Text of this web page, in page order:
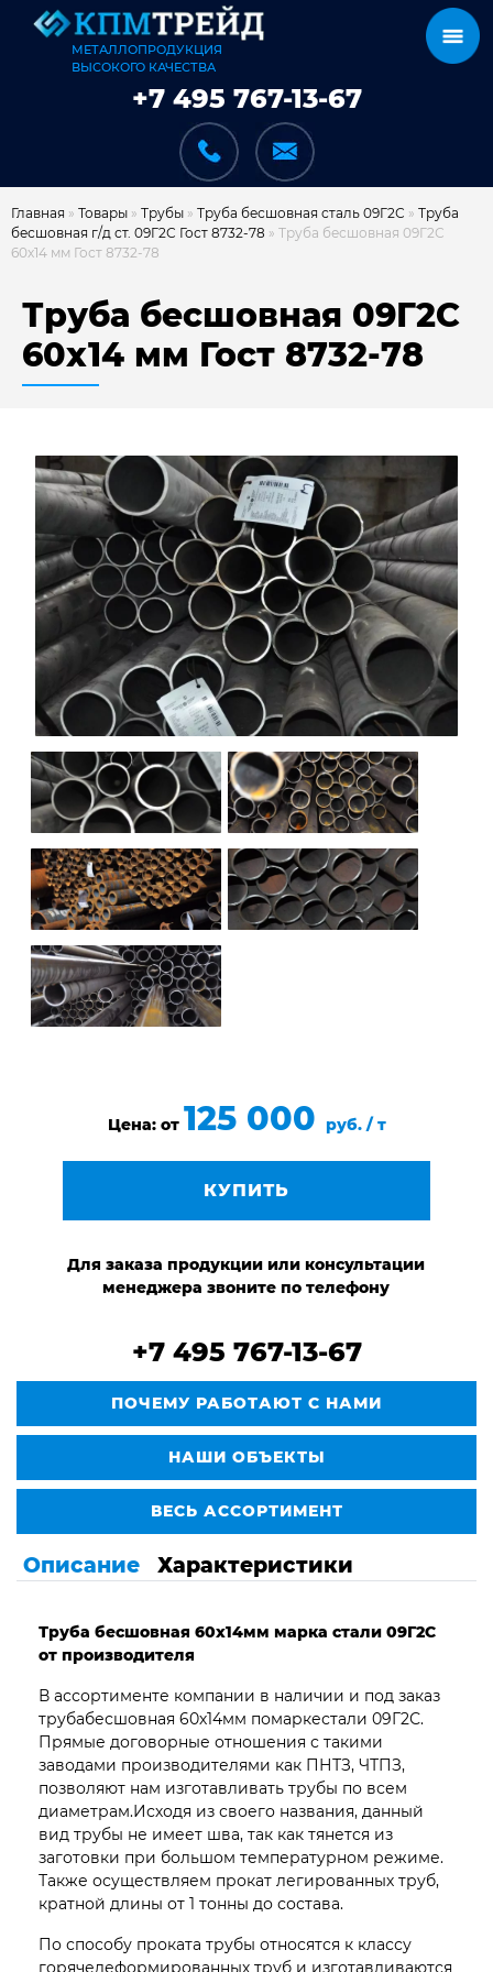
МЕТАЛЛОПРОДУКЦИЯ
ВЫСОКОГО КАЧЕСТВА
+7 495 767-13-67
ДОСТАВКА И ОПЛАТА
НАШИ ОБЪЕКТЫ
ОТЗЫВЫ
О НАС
БЛОГ
КОНТАКТЫ
Главная » Товары » Трубы » Труба бесшовная сталь 09Г2С » Труба
бесшовная г/д ст. 09Г2С Гост 8732-78 » Труба бесшовная 09Г2С
60х14 мм Гост 8732-78
Труба бесшовная 09Г2С
60х14 мм Гост 8732-78
Цена: от 125 000 руб. / т
КУПИТЬ
Для заказа продукции или консультации
менеджера звоните по телефону
+7 495 767-13-67
ПОЧЕМУ РАБОТАЮТ С НАМИ
НАШИ ОБЪЕКТЫ
ВЕСЬ АССОРТИМЕНТ
Описание Характеристики
Труба бесшовная 60х14мм марка стали 09Г2С
от производителя
В ассортименте компании в наличии и под заказ
трубабесшовная 60х14мм помаркестали 09Г2С.
Прямые договорные отношения с такими
заводами производителями как ПНТЗ, ЧТПЗ,
позволяют нам изготавливать трубы по всем
диаметрам.Исходя из своего названия, данный
вид трубы не имеет шва, так как тянется из
заготовки при большом температурном режиме.
Также осуществляем прокат легированных труб,
кратной длины от 1 тонны до состава.
По способу проката трубы относятся к классу
горячедеформированных труб и изготавливаются